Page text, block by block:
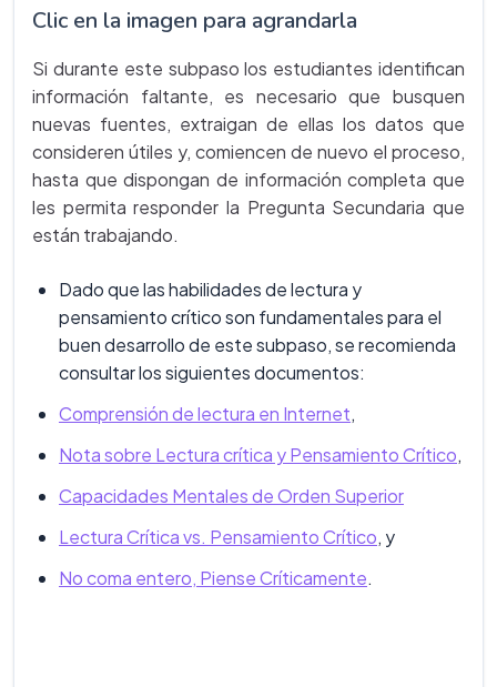
Clic en la imagen para agrandarla
Si durante este subpaso los estudiantes identifican
información faltante, es necesario que busquen
nuevas fuentes, extraigan de ellas los datos que
consideren útiles y, comiencen de nuevo el proceso,
hasta que dispongan de información completa que
les permita responder la Pregunta Secundaria que
están trabajando.
Dado que las habilidades de lectura y
pensamiento crítico son fundamentales para el
buen desarrollo de este subpaso, se recomienda
consultar los siguientes documentos:
Comprensión de lectura en Internet,
Nota sobre Lectura crítica y Pensamiento Crítico,
Capacidades Mentales de Orden Superior
Lectura Crítica vs. Pensamiento Crítico, y
No coma entero, Piense Críticamente.